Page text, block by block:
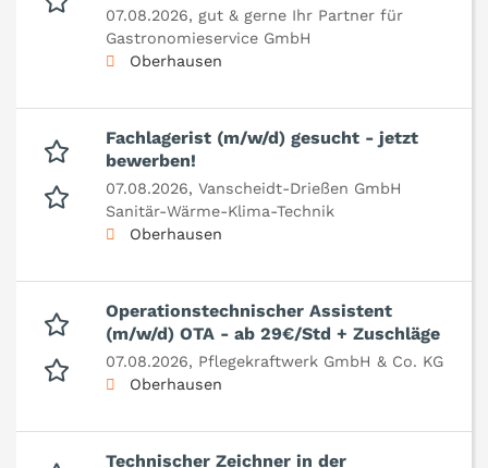
07.08.2026, gut & gerne Ihr Partner für
Gastronomieservice GmbH
Oberhausen
Fachlagerist (m/w/d) gesucht - jetzt
bewerben!
07.08.2026, Vanscheidt-Drießen GmbH
Sanitär-Wärme-Klima-Technik
Oberhausen
Operationstechnischer Assistent
(m/w/d) OTA - ab 29€/Std + Zuschläge
07.08.2026, Pflegekraftwerk GmbH & Co. KG
Oberhausen
Technischer Zeichner in der